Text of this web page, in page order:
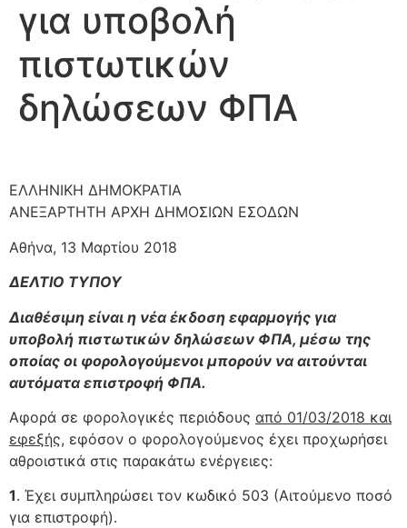
για υποβολή
πιστωτικών
δηλώσεων ΦΠΑ
ΕΛΛΗΝΙΚΗ ΔΗΜΟΚΡΑΤΙΑ
ΑΝΕΞΑΡΤΗΤΗ ΑΡΧΗ ΔΗΜΟΣΙΩΝ ΕΣΟΔΩΝ
Αθήνα, 13 Μαρτίου 2018
ΔΕΛΤΙΟ ΤΥΠΟΥ
Διαθέσιμη είναι η νέα έκδοση εφαρμογής για
υποβολή πιστωτικών δηλώσεων ΦΠΑ, μέσω της
οποίας οι φορολογούμενοι μπορούν να αιτούνται
αυτόματα επιστροφή ΦΠΑ.
Αφορά σε φορολογικές περιόδους από 01/03/2018 και
εφεξής, εφόσον ο φορολογούμενος έχει προχωρήσει
αθροιστικά στις παρακάτω ενέργειες:
1. Έχει συμπληρώσει τον κωδικό 503 (Αιτούμενο ποσό
για επιστροφή).